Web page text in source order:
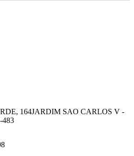
164JARDIM SAO CARLOS V -
483